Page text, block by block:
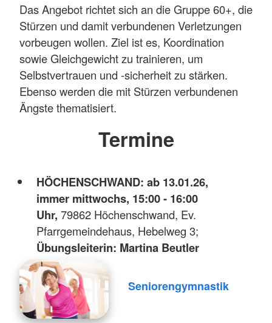
Das Angebot richtet sich an die Gruppe 60+, die
Stürzen und damit verbundenen Verletzungen
vorbeugen wollen. Ziel ist es, Koordination
sowie Gleichgewicht zu trainieren, um
Selbstvertrauen und -sicherheit zu stärken.
Ebenso werden die mit Stürzen verbundenen
Ängste thematisiert.
Termine
HÖCHENSCHWAND: ab 13.01.26,
immer mittwochs, 15:00 - 16:00
Uhr, 79862 Höchenschwand, Ev.
Pfarrgemeindehaus, Hebelweg 3;
Übungsleiterin: Martina Beutler
Seniorengymnastik